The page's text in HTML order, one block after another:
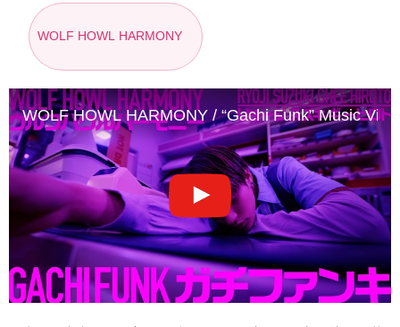
WOLF HOWL HARMONY
WOLF HOWL HARMONY / “Gachi Funk” Music